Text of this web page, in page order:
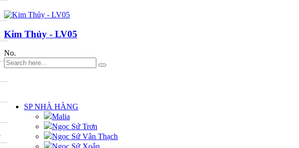
Kim Thủy - LV05
No.
SP NHÀ HÀNG
Malia
Ngọc Sứ Trơn
Ngọc Sứ Vân Thạch